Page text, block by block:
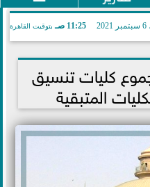
11:25 صـ بتوقيت القاهرة
كليات تنسيق
المتبقية